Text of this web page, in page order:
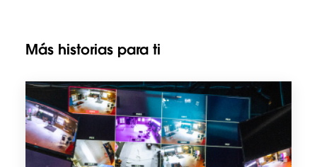
Más historias para ti